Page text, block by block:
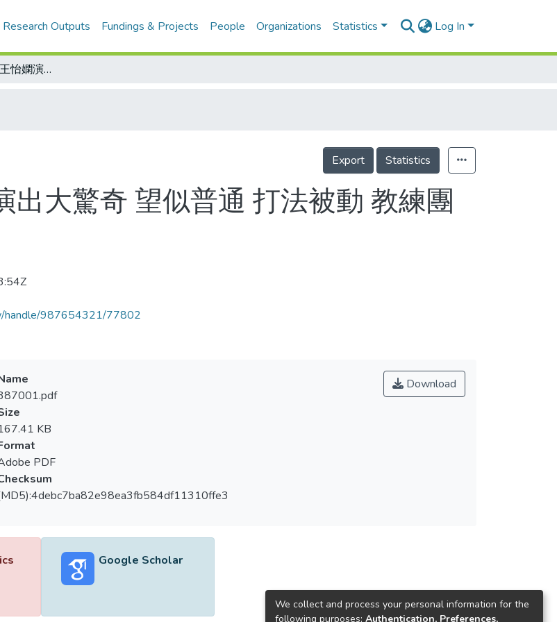
Research Outputs Fundings & Projects People Organizations Statistics Log In
最意外奪金 跆拳王怡嫻演出大驚奇 望似普通 打法被動 教練團都不看好 結果跌破眼鏡
Export Statistics
出大驚奇 望似普通 打法被動 教練團
handle/987654321/77802
Download
KB
PDF
Google Scholar
We collect and process your personal information for the
following purposes: Authentication, Preferences,